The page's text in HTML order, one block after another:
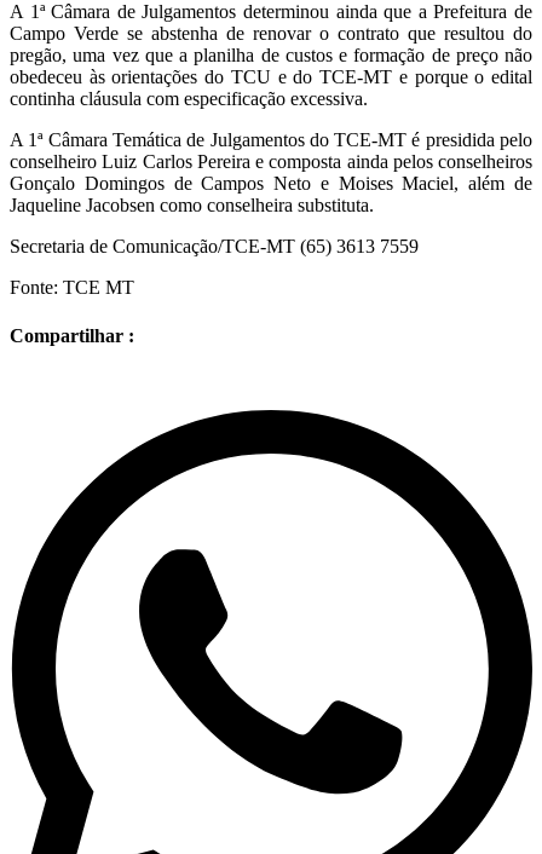
A 1ª Câmara de Julgamentos determinou ainda que a Prefeitura de
Campo Verde se abstenha de renovar o contrato que resultou do
pregão, uma vez que a planilha de custos e formação de preço não
obedeceu às orientações do TCU e do TCE-MT e porque o edital
continha cláusula com especificação excessiva.
A 1ª Câmara Temática de Julgamentos do TCE-MT é presidida pelo
conselheiro Luiz Carlos Pereira e composta ainda pelos conselheiros
Gonçalo Domingos de Campos Neto e Moises Maciel, além de
Jaqueline Jacobsen como conselheira substituta.
Secretaria de Comunicação/TCE-MT (65) 3613 7559
Fonte: TCE MT
Compartilhar :